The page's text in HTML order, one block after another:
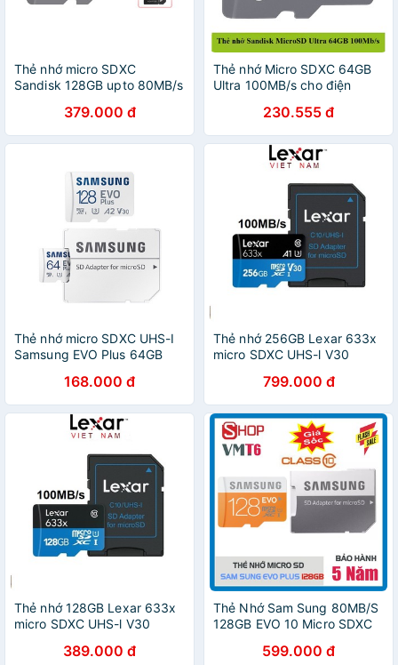
Thẻ nhớ micro SDXC
Sandisk 128GB upto 80MB/s
379.000 đ
Thẻ nhớ Micro SDXC 64GB
Ultra 100MB/s cho điện
230.555 đ
Thẻ nhớ micro SDXC UHS-I
Samsung EVO Plus 64GB
168.000 đ
Thẻ nhớ 256GB Lexar 633x
micro SDXC UHS-l V30
799.000 đ
Thẻ nhớ 128GB Lexar 633x
micro SDXC UHS-l V30
389.000 đ
Thẻ Nhớ Sam Sung 80MB/S
128GB EVO 10 Micro SDXC
599.000 đ